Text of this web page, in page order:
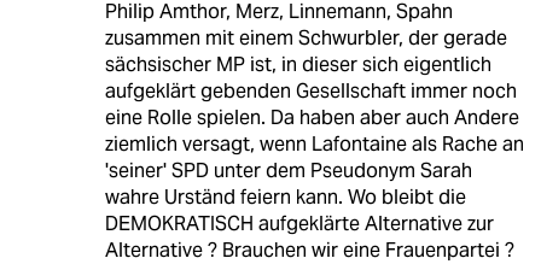
Philip Amthor, Merz, Linnemann, Spahn
zusammen mit einem Schwurbler, der gerade
sächsischer MP ist, in dieser sich eigentlich
aufgeklärt gebenden Gesellschaft immer noch
eine Rolle spielen. Da haben aber auch Andere
ziemlich versagt, wenn Lafontaine als Rache an
'seiner' SPD unter dem Pseudonym Sarah
wahre Urständ feiern kann. Wo bleibt die
DEMOKRATISCH aufgeklärte Alternative zur
Alternative ? Brauchen wir eine Frauenpartei ?